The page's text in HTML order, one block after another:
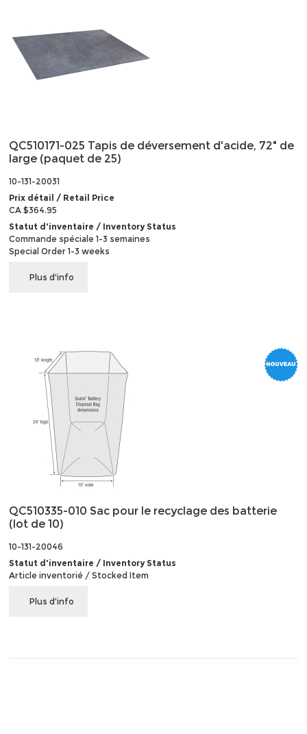
QC510171-025 Tapis de déversement d'acide, 72" de
large (paquet de 25)
10-131-20031
Prix détail / Retail Price
CA $364.95
Statut d'inventaire / Inventory Status
Commande spéciale 1-3 semaines
Special Order 1-3 weeks
Plus d'info
QC510335-010 Sac pour le recyclage des batterie
(lot de 10)
10-131-20046
Statut d'inventaire / Inventory Status
Article inventorié / Stocked Item
Plus d'info